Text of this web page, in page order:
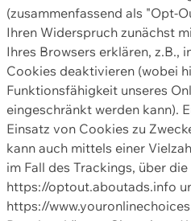
(zusammenfassend als "Opt-
Ihren Widerspruch zunächst
Ihres Browsers erklären, z.B.,
Cookies deaktivieren (wobei
Funktionsfähigkeit unseres
eingeschränkt werden kann).
Einsatz von Cookies zu
kann auch mittels einer
im Fall des Trackings, über
https://optout.aboutads.info
https://